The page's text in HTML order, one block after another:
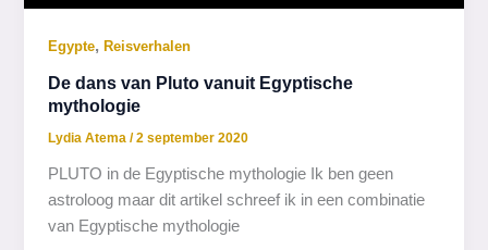
Egypte,Reisverhalen
De dans van Pluto vanuit Egyptische
mythologie
Lydia Atema/2 september 2020
PLUTO in de Egyptische mythologie Ik ben geen
astroloog maar dit artikel schreef ik in een combinatie
van Egyptische mythologie